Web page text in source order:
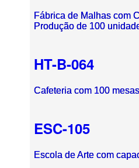
Fábrica de Malhas com
Produção de 100
HT-B-064
Cafeteria com 100 mesas
ESC-105
Escola de Arte com